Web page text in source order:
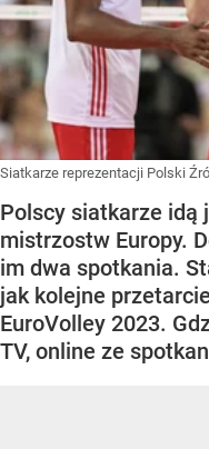
Siatkarze reprezentacji Polski
Polscy siatkarze idą
mistrzostw Europy.
im dwa spotkania.
jak kolejne
EuroVolley 2023.
TV, online ze